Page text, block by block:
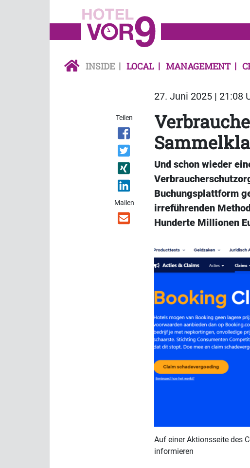
INSIDE LOCAL MANAGEMENT
27. Juni 2025 | 21:08
Teilen
Mailen
Und schon wieder
Buchungsplattform
irreführenden
Hunderte Millionen
Auf einer Aktionsseite des
informieren